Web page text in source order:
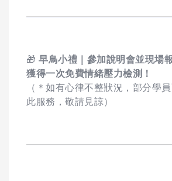
🎁 早鳥小禮｜參加說明會並現場
獲得一次免費情緒壓力檢測！
（＊如有心律不整狀況，部分學
此服務，敬請見諒）